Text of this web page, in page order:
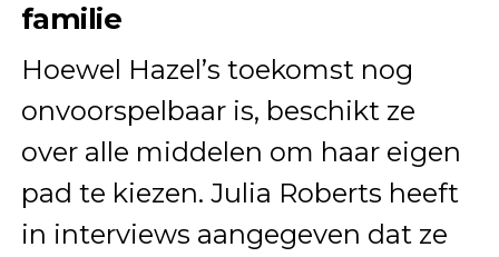
familie
Hoewel Hazel’s toekomst nog
onvoorspelbaar is, beschikt ze
over alle middelen om haar eigen
pad te kiezen. Julia Roberts heeft
in interviews aangegeven dat ze